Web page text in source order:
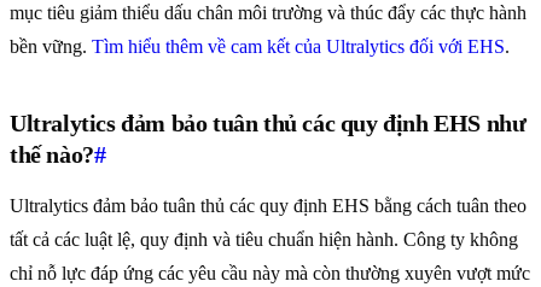
mục tiêu giảm thiểu dấu chân môi trường và thúc đẩy các thực hành
bền vững. Tìm hiểu thêm về cam kết của Ultralytics đối với EHS.
Ultralytics đảm bảo tuân thủ các quy định EHS như
thế nào?#
Ultralytics đảm bảo tuân thủ các quy định EHS bằng cách tuân theo
tất cả các luật lệ, quy định và tiêu chuẩn hiện hành. Công ty không
chỉ nỗ lực đáp ứng các yêu cầu này mà còn thường xuyên vượt mức